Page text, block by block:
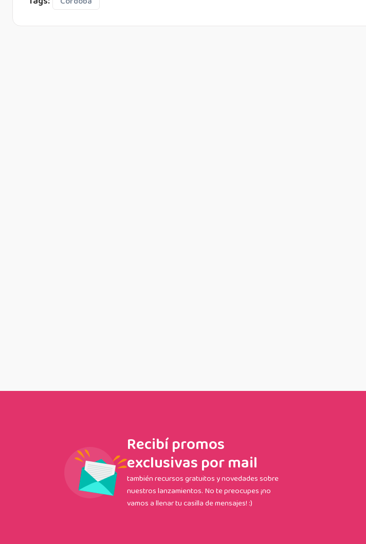
Recibí promos
exclusivas por mail
también recursos gratuitos y novedades sobre
nuestros lanzamientos. No te preocupes ¡no
vamos a llenar tu casilla de mensajes! :)